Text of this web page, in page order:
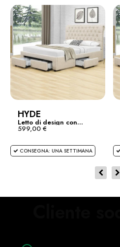
HYDE
Letto di design con...
599,00 €
CONSEGNA: UNA SETTIMANA